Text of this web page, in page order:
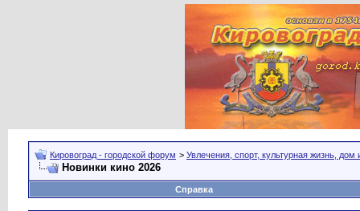
Кировоград - городской форум > Увлечения, спорт, культурная жизнь, дом
Новинки кино 2026
Справка